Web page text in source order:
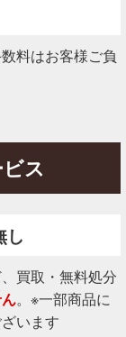
料はお客様ご負
ス
し
買取・無料処分
。※一部商品に
います